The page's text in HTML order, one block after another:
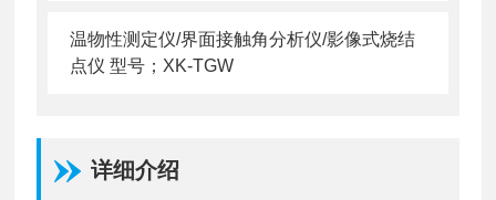
温物性测定仪/界面接触角分析仪/影像式烧结
点仪 型号；XK-TGW
详细介绍